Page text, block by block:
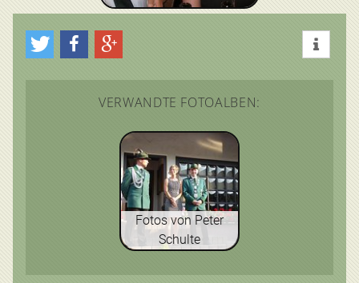
VERWANDTE FOTOALBEN:
Fotos von Peter
Schulte